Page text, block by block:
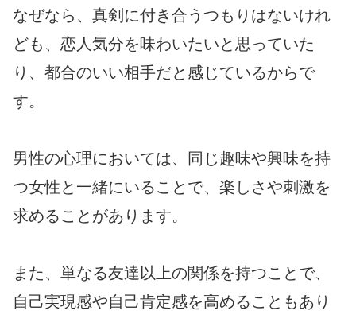
なぜなら、真剣に付き合うつもりはないけれ
ども、恋人気分を味わいたいと思っていた
り、都合のいい相手だと感じているからで
す。
男性の心理においては、同じ趣味や興味を持
つ女性と一緒にいることで、楽しさや刺激を
求めることがあります。
また、単なる友達以上の関係を持つことで、
自己実現感や自己肯定感を高めることもあり